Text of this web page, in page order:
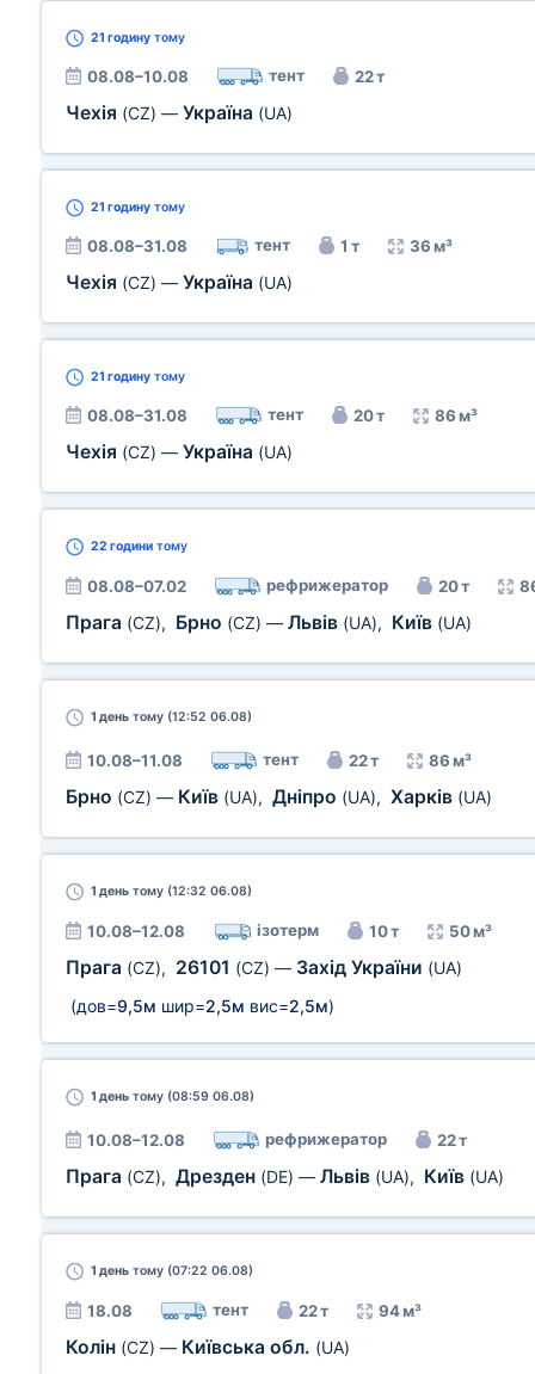
21 годину тому
08.08–10.08 тент 22 т
Чехія (CZ) — Україна (UA)
21 годину тому
08.08–31.08 тент 1 т 36 м³
Чехія (CZ) — Україна (UA)
21 годину тому
08.08–31.08 тент 20 т 86 м³
Чехія (CZ) — Україна (UA)
22 години тому
08.08–07.02 рефрижератор 20 т
Прага (CZ), Брно (CZ) — Львів (UA), Київ (UA)
1 день тому (12:52 06.08)
10.08–11.08 тент 22 т 86 м³
Брно (CZ) — Київ (UA), Дніпро (UA), Харків (UA)
1 день тому (12:32 06.08)
10.08–12.08 ізотерм 10 т 50 м³
Прага (CZ), 26101 (CZ) — Захід України (UA)
(дов=9,5м шир=2,5м вис=2,5м)
1 день тому (08:59 06.08)
10.08–12.08 рефрижератор 22 т
Прага (CZ), Дрезден (DE) — Львів (UA), Київ (UA)
1 день тому (07:22 06.08)
18.08 тент 22 т 94 м³
Колін (CZ) — Київська обл. (UA)